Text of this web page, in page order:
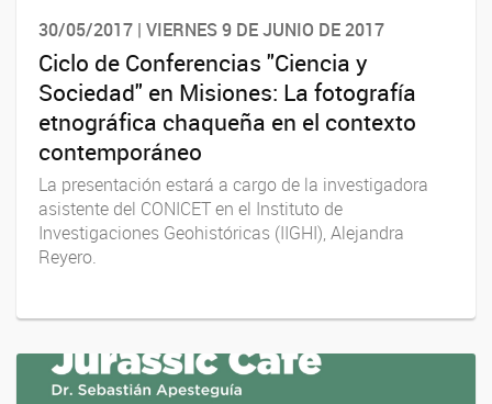
30/05/2017 | VIERNES 9 DE JUNIO DE 2017
Ciclo de Conferencias "Ciencia y
Sociedad" en Misiones: La fotografía
etnográfica chaqueña en el contexto
contemporáneo
La presentación estará a cargo de la investigadora
asistente del CONICET en el Instituto de
Investigaciones Geohistóricas (IIGHI), Alejandra
Reyero.